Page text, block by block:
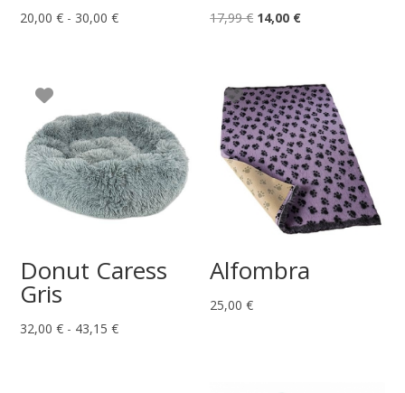
20,00€ - 30,00€Rango
20,00 €
hasta
30,00 €
17,99€ El
era:
17,99 €.
14,00 €El
es:
14,00 €.
Donut Caress
Gris
32,00€ - 43,15€Rango
Alfombra
25,00€